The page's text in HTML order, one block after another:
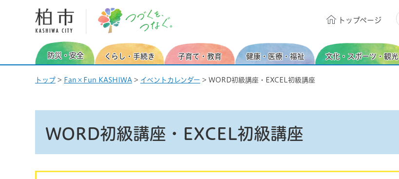
柏市 つづくを、つなぐ。
トップページ
防災・安全 くらし・手続き 子育て・教育 健康・医療・福祉 文化・スポーツ・観光
トップ > Fan×Fun KASHIWA > イベントカレンダー > WORD初級講座・EXCEL初級講座
WORD初級講座・EXCEL初級講座